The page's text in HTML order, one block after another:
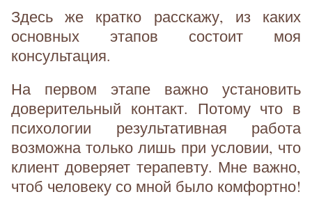
Здесь же кратко расскажу, из каких
основных этапов состоит моя
консультация.
На первом этапе важно установить
доверительный контакт. Потому что в
психологии результативная работа
возможна только лишь при условии, что
клиент доверяет терапевту. Мне важно,
чтоб человеку со мной было комфортно!